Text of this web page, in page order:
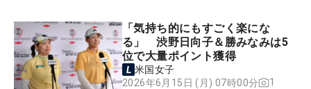
「気持ち的にもすごく楽にな
る」 渋野日向子＆勝みなみは5
位で大量ポイント獲得
米国女子
2026年6月15日 (月) 07時00分
1